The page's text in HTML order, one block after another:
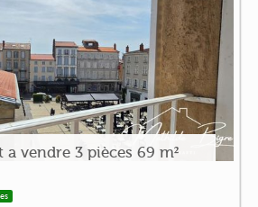
a vendre 3 pièces 69 m²